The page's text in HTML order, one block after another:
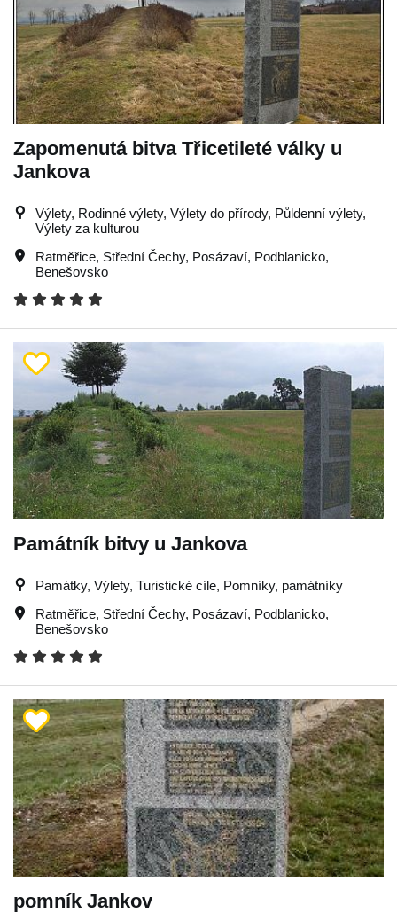
Zapomenutá bitva Třicetileté války u
Jankova
Výlety, Rodinné výlety, Výlety do přírody, Půldenní výlety,
Výlety za kulturou
Ratměřice, Střední Čechy, Posázaví, Podblanicko,
Benešovsko
Památník bitvy u Jankova
Památky, Výlety, Turistické cíle, Pomníky, památníky
Ratměřice, Střední Čechy, Posázaví, Podblanicko,
Benešovsko
pomník Jankov